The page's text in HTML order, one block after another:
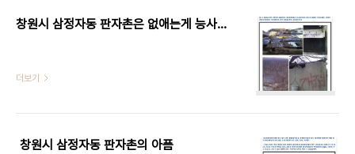
에 의해 본격적으로 ..
창원시 삼정자동 판자촌은 없애는게 능사인가?
더보기
창원시 삼정자동 판자촌의 아픔